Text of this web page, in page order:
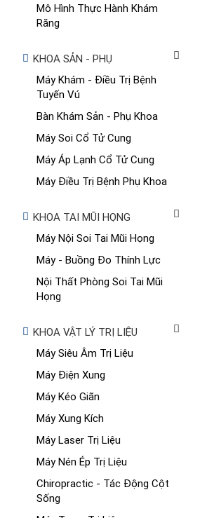
Mô Hình Thực Hành Khám
Răng
KHOA SẢN - PHỤ
Máy Khám - Điều Trị Bệnh
Tuyến Vú
Bàn Khám Sản - Phụ Khoa
Máy Soi Cổ Tử Cung
Máy Áp Lạnh Cổ Tử Cung
Máy Điều Trị Bệnh Phụ Khoa
KHOA TAI MŨI HỌNG
Máy Nội Soi Tai Mũi Họng
Máy - Buồng Đo Thính Lực
Nội Thất Phòng Soi Tai Mũi
Họng
KHOA VẬT LÝ TRỊ LIỆU
Máy Siêu Âm Trị Liệu
Máy Điện Xung
Máy Kéo Giãn
Máy Xung Kích
Máy Laser Trị Liệu
Máy Nén Ép Trị Liệu
Chiropractic - Tác Động Cột
Sống